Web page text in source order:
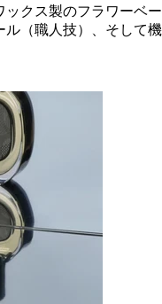
クス製のフラワーベー
ル（職人技）、そして機